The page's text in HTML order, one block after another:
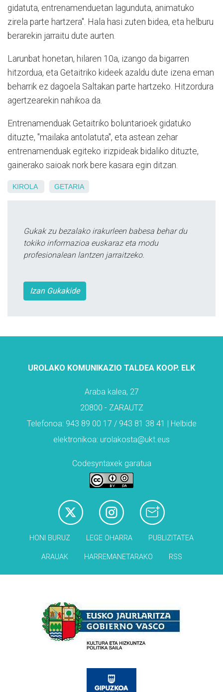
gidatuta, entrenamenduetan lagunduta, animatuko
zirela parte hartzera". Hala hasi zuten bidea, eta helburu
berarekin jarraitu dute aurten.
Larunbat honetan, hilaren 10a, izango da bigarren
hitzordua, eta Getaitriko kideek azaldu dute izena eman
beharrik ez dagoela Saltakan parte hartzeko. Hitzordura
agertzearekin nahikoa da.
Entrenamenduak Getaitriko boluntarioek gidatuko
dituzte, "mailaka antolatuta", eta astean zehar
entrenamenduak egiteko irizpideak bidaliko dituzte,
gainerako saioak nork bere kasara egin ditzan.
KIROLA GETARIA
Gukak zu bezalako irakurleen babesa behar du
tokiko informazioa euskaraz eta modu
profesionalean lantzen jarraitzeko.
Izan Gukakide
UROLAKO KOMUNIKAZIO TALDEA KOOP. ELK
Araba kalea, 27
20800 - ZARAUTZ
Telefonoa: 943 89 00 17 / 943 81 38 41 | Helbide
elektronikoa: urolakosta@ukt.eus
Codesyntaxek garatua
HONI BURUZ LEGE OHARRA PUBLIZITATEA
ARAUAK HARREMANETARAKO RSS